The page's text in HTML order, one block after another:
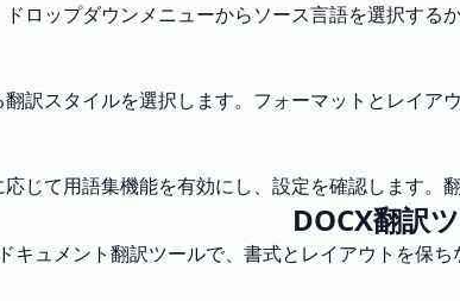
ロップダウンメニューからソース言語を選択する
訳スタイルを選択します。フォーマットとレイア
じて用語集機能を有効にし、設定を確認します。
DOCX翻訳
キュメント翻訳ツールで、書式とレイアウトを保